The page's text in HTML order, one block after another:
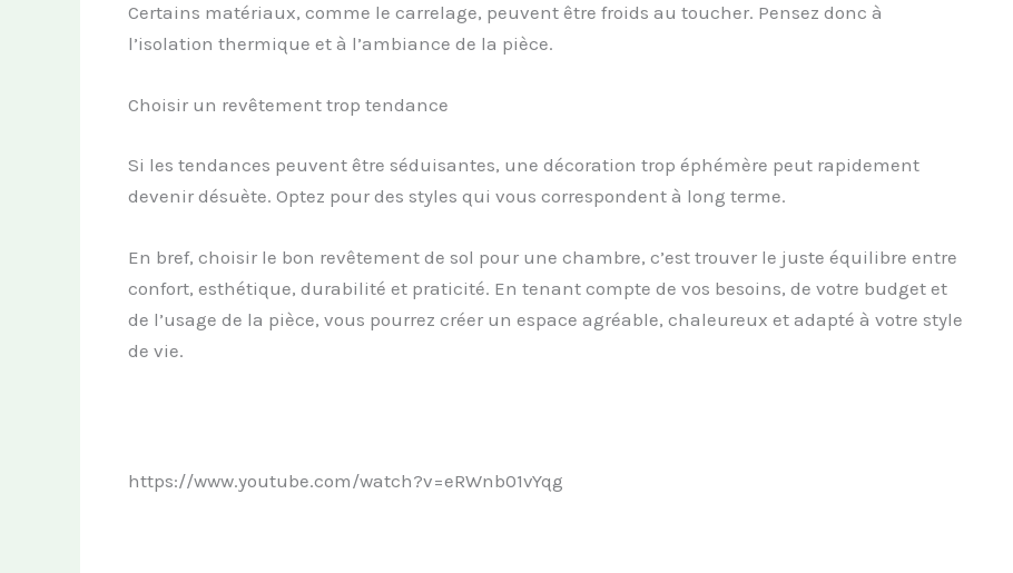
Certains matériaux, comme le carrelage, peuvent être froids au toucher. Pensez donc à
l’isolation thermique et à l’ambiance de la pièce.
Choisir un revêtement trop tendance
Si les tendances peuvent être séduisantes, une décoration trop éphémère peut rapidement
devenir désuète. Optez pour des styles qui vous correspondent à long terme.
En bref, choisir le bon revêtement de sol pour une chambre, c’est trouver le juste équilibre entre
confort, esthétique, durabilité et praticité. En tenant compte de vos besoins, de votre budget et
de l’usage de la pièce, vous pourrez créer un espace agréable, chaleureux et adapté à votre style
de vie.
https://www.youtube.com/watch?v=eRWnb01vYqg